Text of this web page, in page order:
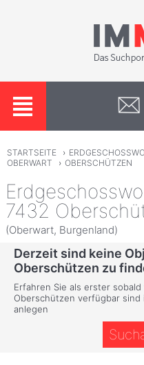
STARTSEITE ›
OBERWART
› OBERSCHÜTZEN
7432
(Oberwart, Burgenland)
Derzeit sind keine
Oberschützen zu
Erfahren Sie als erster
Oberschützen verfügbar sind
anlegen